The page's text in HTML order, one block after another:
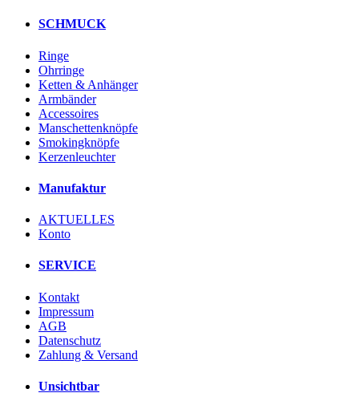
SCHMUCK
Ringe
Ohrringe
Ketten & Anhänger
Armbänder
Accessoires
Manschettenknöpfe
Smokingknöpfe
Kerzenleuchter
Manufaktur
AKTUELLES
Konto
SERVICE
Kontakt
Impressum
AGB
Datenschutz
Zahlung & Versand
Unsichtbar